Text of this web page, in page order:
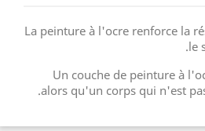
La peinture à l'ocre renforce la
le
Un couche de peinture à
alors qu'un corps qui n'est